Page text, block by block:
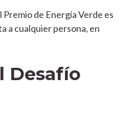
Premio de Energía Verde es
a cualquier persona, en
Desafío